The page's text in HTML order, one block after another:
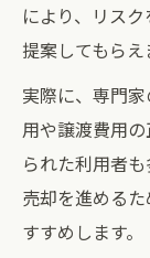
により、リス
提案してもらえ
実際に、専門
用や譲渡費用
られた利用者
売却を進める
すすめします。